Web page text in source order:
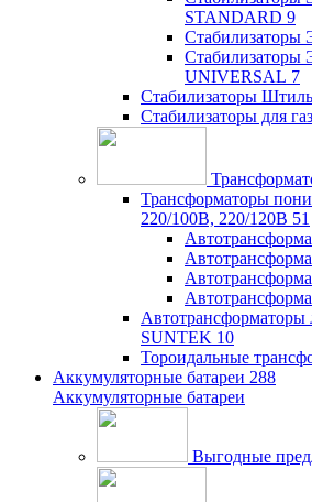
STANDARD 9
Стабилизаторы
Стабилизаторы
UNIVERSAL 7
Стабилизаторы Штиль
Стабилизаторы для
Трансформаторы
220/100В, 220/120В 51
SUNTEK 10
Тороидальные
Аккумуляторные батареи 288
Аккумуляторные батареи
Выгодные